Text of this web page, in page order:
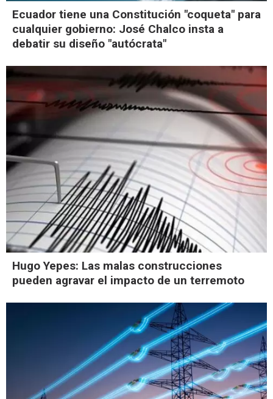
Ecuador tiene una Constitución "coqueta" para
cualquier gobierno: José Chalco insta a
debatir su diseño "autócrata"
Hugo Yepes: Las malas construcciones
pueden agravar el impacto de un terremoto